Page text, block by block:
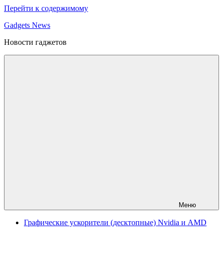
Перейти к содержимому
Gadgets News
Новости гаджетов
Меню
Графические ускорители (десктопные) Nvidia и AMD